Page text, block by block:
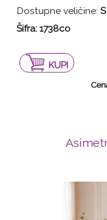
Dostupne veličine: S
Šifra:1738co
KUPI